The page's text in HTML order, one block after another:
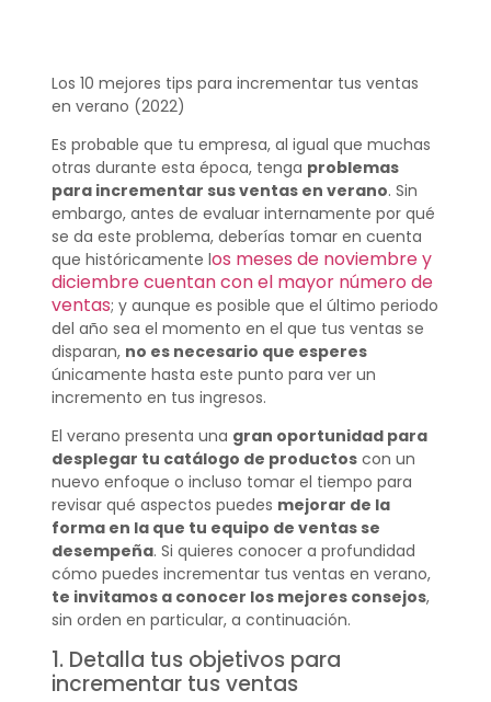
Los 10 mejores tips para incrementar tus ventas
en verano (2022)
Es probable que tu empresa, al igual que muchas
otras durante esta época, tenga problemas
para incrementar sus ventas en verano. Sin
embargo, antes de evaluar internamente por qué
se da este problema, deberías tomar en cuenta
que históricamente los meses de noviembre y
diciembre cuentan con el mayor número de
ventas; y aunque es posible que el último periodo
del año sea el momento en el que tus ventas se
disparan, no es necesario que esperes
únicamente hasta este punto para ver un
incremento en tus ingresos.
El verano presenta una gran oportunidad para
desplegar tu catálogo de productoscon un
nuevo enfoque o incluso tomar el tiempo para
revisar qué aspectos puedes mejorar de la
forma en la que tu equipo de ventas se
desempeña. Si quieres conocer a profundidad
cómo puedes incrementar tus ventas en verano,
te invitamos a conocer los mejores consejos,
sin orden en particular, a continuación.
1. Detalla tus objetivos para
incrementar tus ventas